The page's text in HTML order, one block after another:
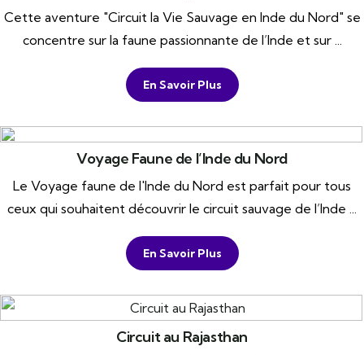
Cette aventure "Circuit la Vie Sauvage en Inde du Nord" se
concentre sur la faune passionnante de l’Inde et sur ...
En Savoir Plus
Voyage Faune de l’Inde du Nord
Le Voyage faune de l'Inde du Nord est parfait pour tous
ceux qui souhaitent découvrir le circuit sauvage de l’Inde ...
En Savoir Plus
Circuit au Rajasthan